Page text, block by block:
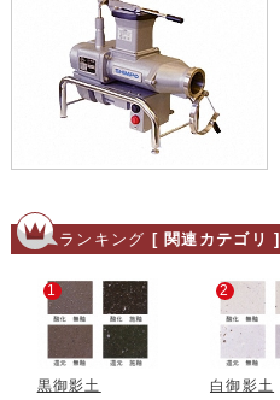
ランキング [ 関連カテゴリ ]
1
黒御影土
2
白御影土